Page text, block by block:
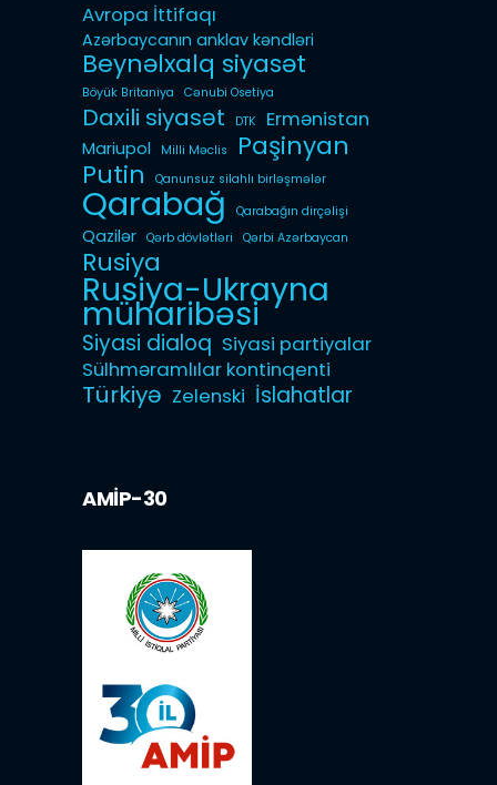
Avropa İttifaqı
Azərbaycanın anklav kəndləri
Beynəlxalq siyasət
Böyük Britaniya Cənubi Osetiya
Daxili siyasət DTK Ermənistan
Mariupol Milli Məclis
Paşinyan
Putin
Qanunsuz silahlı birləşmələr
Qarabağ Qarabağın dirçəlişi
Qazilər Qərb dövlətləri Qərbi Azərbaycan
Rusiya
Rusiya-Ukrayna
müharibəsi
Siyasi dialoq Siyasi partiyalar
Sülhməramlılar kontinqenti
Türkiyə Zelenski İslahatlar
AMİP-30